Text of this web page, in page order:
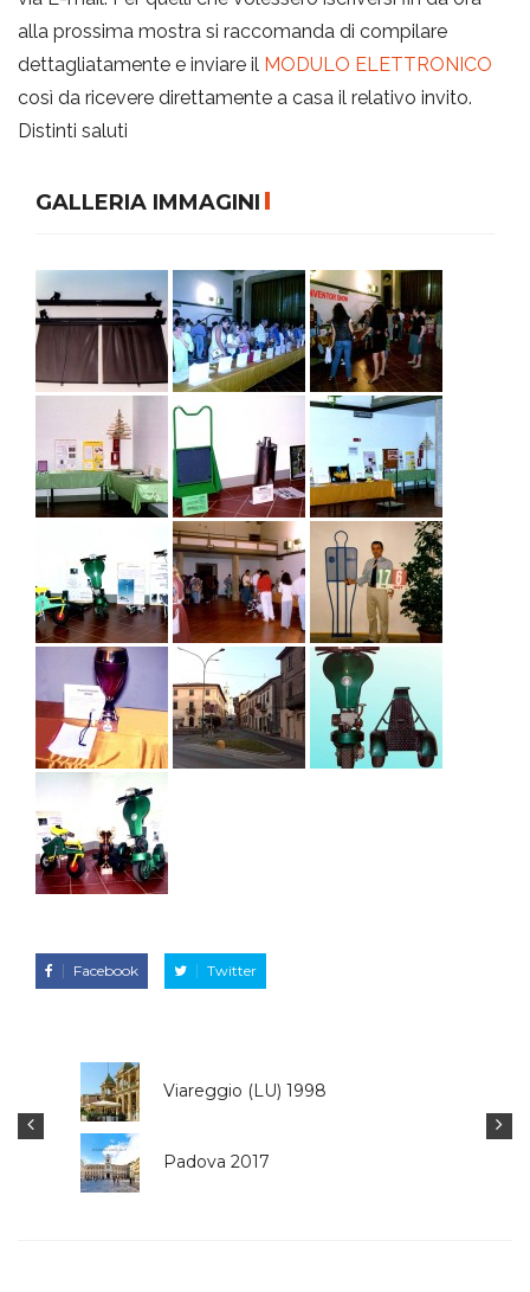
alla prossima mostra si raccomanda di compilare
dettagliatamente e inviare il MODULO ELETTRONICO
così da ricevere direttamente a casa il relativo invito.
Distinti saluti
GALLERIA IMMAGINI
Facebook Twitter
Viareggio (LU) 1998
Padova 2017